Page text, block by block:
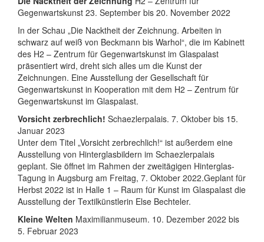
Gegenwartskunst 23. September bis 20. November 2022
In der Schau „Die Nacktheit der Zeichnung. Arbeiten in
schwarz auf weiß von Beckmann bis Warhol“, die im Kabinett
des H2 – Zentrum für Gegenwartskunst im Glaspalast
präsentiert wird, dreht sich alles um die Kunst der
Zeichnungen. Eine Ausstellung der Gesellschaft für
Gegenwartskunst in Kooperation mit dem H2 – Zentrum für
Gegenwartskunst im Glaspalast.
Vorsicht zerbrechlich! Schaezlerpalais. 7. Oktober bis 15.
Januar 2023
Unter dem Titel „Vorsicht zerbrechlich!“ ist außerdem eine
Ausstellung von Hinterglasbildern im Schaezlerpalais
geplant. Sie öffnet im Rahmen der zweitägigen Hinterglas-
Tagung in Augsburg am Freitag, 7. Oktober 2022.Geplant für
Herbst 2022 ist in Halle 1 – Raum für Kunst im Glaspalast die
Ausstellung der Textilkünstlerin Else Bechteler.
Kleine Welten Maximilianmuseum. 10. Dezember 2022 bis
5. Februar 2023